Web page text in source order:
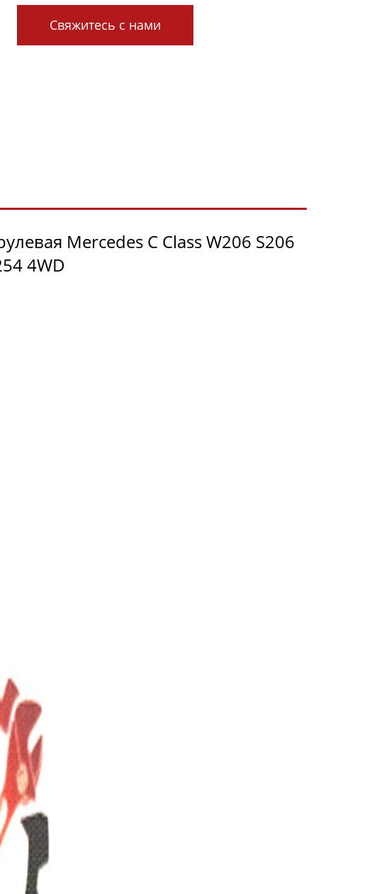
Свяжитесь с нами
Mercedes C Class W206 S206
4WD